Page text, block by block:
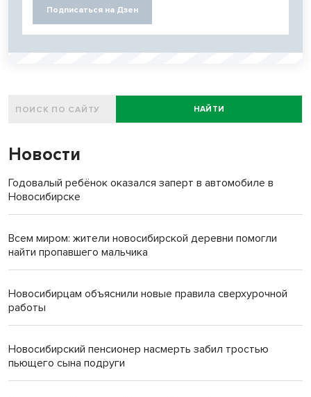
Подписаться на Дзен
НАЙТИ
Новости
Годовалый ребёнок оказался заперт в автомобиле в
Новосибирске
Всем миром: жители новосибирской деревни помогли
найти пропавшего мальчика
Новосибирцам объяснили новые правила сверхурочной
работы
Новосибирский пенсионер насмерть забил тростью
пьющего сына подруги